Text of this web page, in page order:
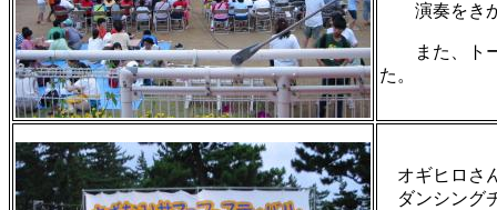
演奏をきか
また、トー
た。
オギヒロさ
ダンシング